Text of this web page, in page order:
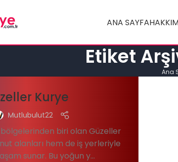
ANA SAYFA
Etiket
Ana
Kurye
Mutlubulut22
biri olan Güzeller
alanları hem de iş yerleriyle
sunar. Bu yoğun y...